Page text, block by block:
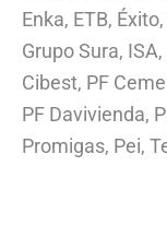
Enka, ETB,
Grupo Sura,
Cibest, PF
PF Davivienda,
Promigas, Pei,